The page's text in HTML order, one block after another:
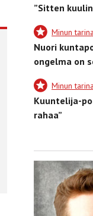
”Sitten
Minun
Nuori
ongelma on
Minun
Kuuntelija-
rahaa”